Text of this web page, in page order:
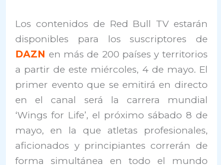
Los contenidos de Red Bull TV estarán
disponibles para los suscriptores de
DAZN en más de 200 países y territorios
a partir de este miércoles, 4 de mayo. El
primer evento que se emitirá en directo
en el canal será la carrera mundial
‘Wings for Life’, el próximo sábado 8 de
mayo, en la que atletas profesionales,
aficionados y principiantes correrán de
forma simultánea en todo el mundo